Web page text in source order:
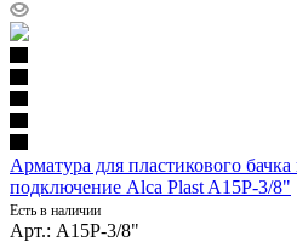
Арматура для пластикового
подключение Alca Plast A15P-3/8"
Есть в наличии
Арт.: A15P-3/8"